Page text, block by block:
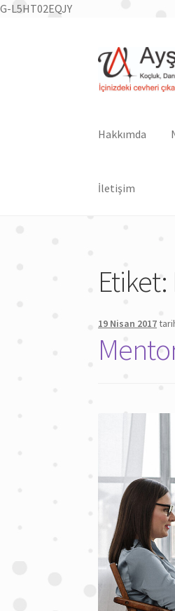
G-L5HT02EQJY
Dolaşıma
geç
İçeriğe
geç
Hakkımda
İletişim
Etiket:
19 Nisan 2017